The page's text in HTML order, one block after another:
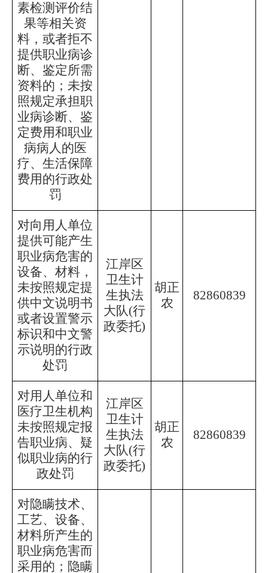
素检测评价结
果等相关资
料，或者拒不
提供职业病诊
断、鉴定所需
资料的；未按
照规定承担职
业病诊断、鉴
定费用和职业
病病人的医
疗、生活保障
费用的行政处
罚
对向用人单位
提供可能产生
职业病危害的
设备、材料，
未按照规定提
供中文说明书
或者设置警示
标识和中文警
示说明的行政
处罚
江岸区
卫生计
生执法
大队(行
政委托)
胡正
农
82860839
对用人单位和
医疗卫生机构
未按照规定报
告职业病、疑
似职业病的行
政处罚
江岸区
卫生计
生执法
大队(行
政委托)
胡正
农
82860839
对隐瞒技术、
工艺、设备、
材料所产生的
职业病危害而
采用的；隐瞒